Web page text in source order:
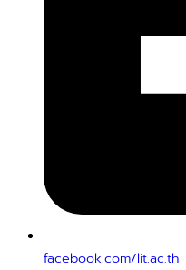
facebook.com/lit.ac.th